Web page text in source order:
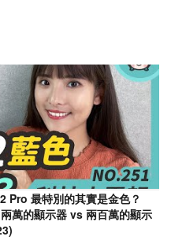
最特別的其實是金色？
萬的顯示器 vs 兩百萬的顯示